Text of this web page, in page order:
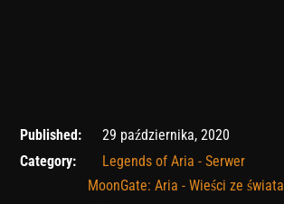
31 października, 2020
Published:
29 października, 2020
Category:
Legends of Aria - Serwer
MoonGate: Aria - Wieści ze świata